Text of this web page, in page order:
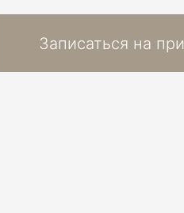
Записаться на